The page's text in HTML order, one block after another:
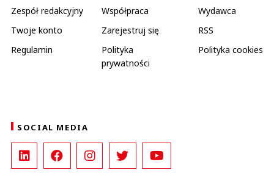
Zespół redakcyjny Współpraca
Wydawca
Twoje konto
Zarejestruj się
RSS
Regulamin
Polityka
prywatności
Polityka cookies
SOCIAL MEDIA